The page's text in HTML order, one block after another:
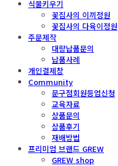
식물키우기
꽃집사의 이끼정원
꽃집사의 다육이정원
주문제작
대량납품문의
납품사례
개인결제창
Community
문구점회원등업신청
교육자료
상품문의
상품후기
재배방법
프리미엄 브랜드 GREW
GREW shop